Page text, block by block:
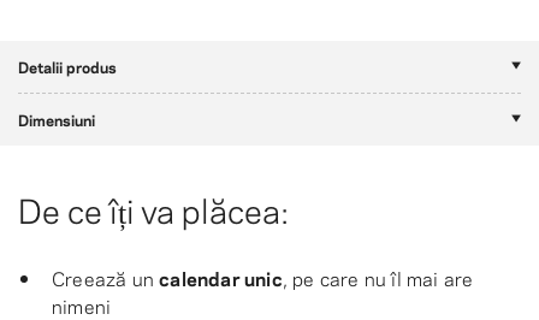
Detalii produs
Dimensiuni
De ce îți va plăcea:
Creează uncalendar unic , pe care nu îl mai are
nimeni